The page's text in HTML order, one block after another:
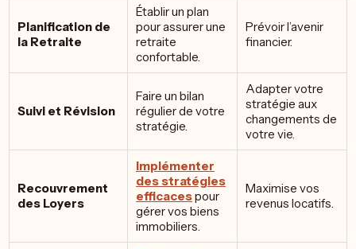
Planification de
la Retraite
Établir un plan
pour assurer une
retraite
confortable.
Prévoir l’avenir
financier.
Suivi et Révision
Faire un bilan
régulier de votre
stratégie.
Adapter votre
stratégie aux
changements de
votre vie.
Recouvrement
des Loyers
Implémenter
des stratégies
efficacespour
gérer vos biens
immobiliers.
Maximise vos
revenus locatifs.